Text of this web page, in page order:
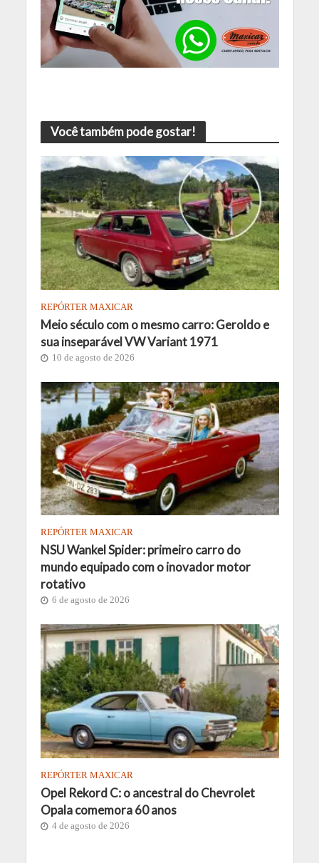
Você também pode gostar!
REPÓRTER MAXICAR
Meio século com o mesmo carro: Geroldo e
sua inseparável VW Variant 1971
10 de agosto de 2026
REPÓRTER MAXICAR
NSU Wankel Spider: primeiro carro do
mundo equipado com o inovador motor
rotativo
6 de agosto de 2026
REPÓRTER MAXICAR
Opel Rekord C: o ancestral do Chevrolet
Opala comemora 60 anos
4 de agosto de 2026